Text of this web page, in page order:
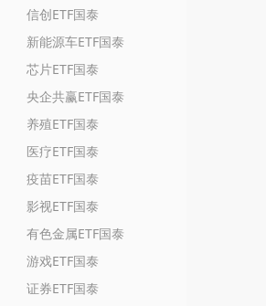
信创ETF国泰
新能源车ETF国泰
芯片ETF国泰
央企共赢ETF国泰
养殖ETF国泰
医疗ETF国泰
疫苗ETF国泰
影视ETF国泰
有色金属ETF国泰
游戏ETF国泰
证券ETF国泰